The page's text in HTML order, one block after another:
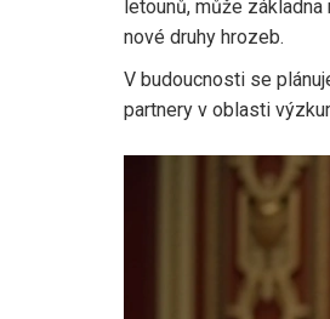
letounů, může
nové druhy hrozeb.
V budoucnosti se
partnery v oblasti